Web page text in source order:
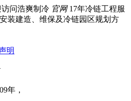
问浩爽制冷 官网 17年冷链工程服
装建造、维保及冷链园区规划方
明
年，